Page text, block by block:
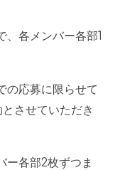
、各メンバー各部
の応募に限らせて
させていただき
ー各部2枚ずつま